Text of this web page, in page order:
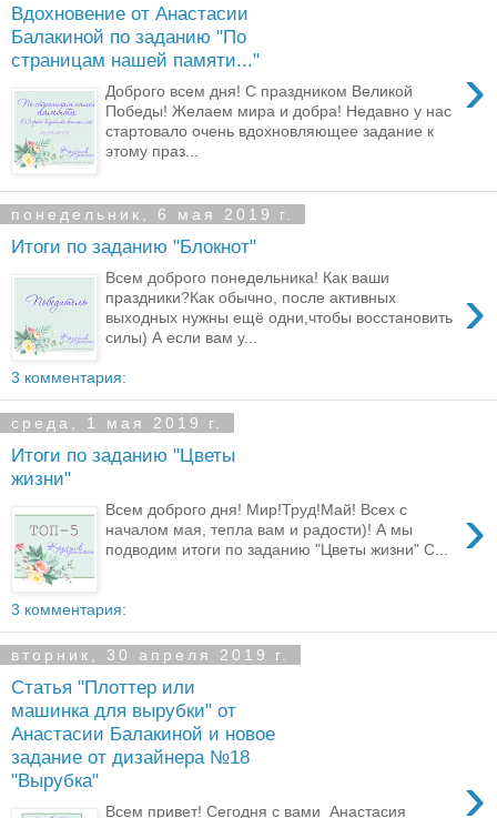
Вдохновение от Анастасии
Балакиной по заданию "По
страницам нашей памяти..."
›
Доброго всем дня! С праздником Великой
Победы! Желаем мира и добра! Недавно у нас
стартовало очень вдохновляющее задание к
этому праз...
понедельник, 6 мая 2019 г.
Итоги по заданию "Блокнот"
›
Всем доброго понедельника! Как ваши
праздники?Как обычно, после активных
выходных нужны ещё одни,чтобы восстановить
силы) А если вам у...
3 комментария:
среда, 1 мая 2019 г.
Итоги по заданию "Цветы
жизни"
›
Всем доброго дня! Мир!Труд!Май! Всех с
началом мая, тепла вам и радости)! А мы
подводим итоги по заданию "Цветы жизни" С...
3 комментария:
вторник, 30 апреля 2019 г.
Статья "Плоттер или
машинка для вырубки" от
Анастасии Балакиной и новое
задание от дизайнера №18
"Вырубка"
›
Всем привет! Сегодня с вами Анастасия